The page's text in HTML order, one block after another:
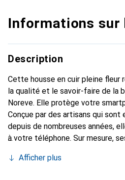
Informations sur
Description
Cette housse en cuir pleine fleur
la qualité et le savoir-faire de la
Noreve. Elle protège votre
Conçue par des artisans qui sont
depuis de nombreuses années,
à votre téléphone. Sur mesure,
l'accessoire chic et indispensable
Afficher plus